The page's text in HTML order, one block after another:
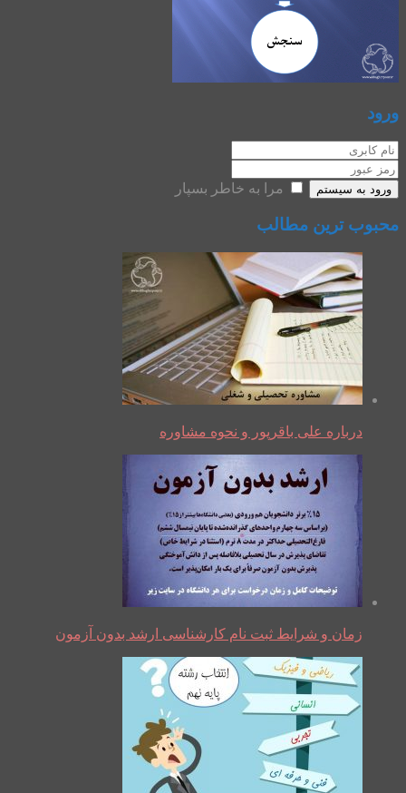
ورود
ورود به سیستم مرا به خاطر بسپار
محبوب ترین مطالب
درباره علی باقرپور و نحوه مشاوره
زمان و شرایط ثبت نام کارشناسی ارشد بدون آزمون